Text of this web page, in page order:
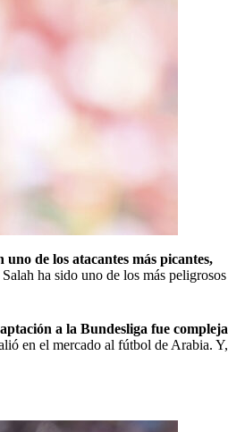
de los atacantes más picantes,
ha sido uno de los más peligrosos
a la Bundesliga fue compleja
en el mercado al fútbol de Arabia. Y,